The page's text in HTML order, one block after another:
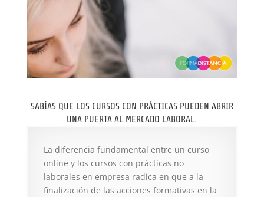
SABÍAS QUE LOS CURSOS CON PRÁCTICAS PUEDEN ABRIR
UNA PUERTA AL MERCADO LABORAL.
La diferencia fundamental entre un curso
online y los cursos con prácticas no
laborales en empresa radica en que a la
finalización de las acciones formativas en la